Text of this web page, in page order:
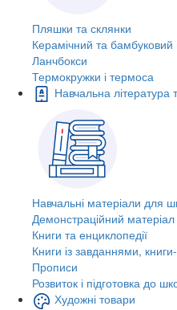
Пляшки та склянки
Керамічний та бамбуковий
Ланчбокси
Термокружки і термоса
Навчальна література
Навчальні матеріали для
Демонстраційний матеріал
Книги та енциклопедії
Книги із завданнями,
Прописи
Розвиток і підготовка до
Художні товари